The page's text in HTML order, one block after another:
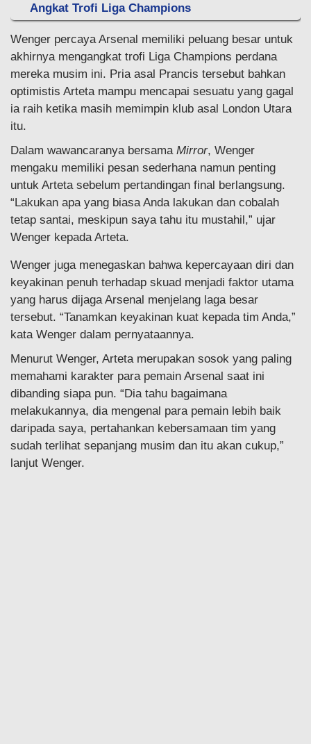
Angkat Trofi Liga Champions
Wenger percaya Arsenal memiliki peluang besar untuk
akhirnya mengangkat trofi Liga Champions perdana
mereka musim ini. Pria asal Prancis tersebut bahkan
optimistis Arteta mampu mencapai sesuatu yang gagal
ia raih ketika masih memimpin klub asal London Utara
itu.
Dalam wawancaranya bersama Mirror, Wenger
mengaku memiliki pesan sederhana namun penting
untuk Arteta sebelum pertandingan final berlangsung.
“Lakukan apa yang biasa Anda lakukan dan cobalah
tetap santai, meskipun saya tahu itu mustahil,” ujar
Wenger kepada Arteta.
Wenger juga menegaskan bahwa kepercayaan diri dan
keyakinan penuh terhadap skuad menjadi faktor utama
yang harus dijaga Arsenal menjelang laga besar
tersebut. “Tanamkan keyakinan kuat kepada tim Anda,”
kata Wenger dalam pernyataannya.
Menurut Wenger, Arteta merupakan sosok yang paling
memahami karakter para pemain Arsenal saat ini
dibanding siapa pun. “Dia tahu bagaimana
melakukannya, dia mengenal para pemain lebih baik
daripada saya, pertahankan kebersamaan tim yang
sudah terlihat sepanjang musim dan itu akan cukup,”
lanjut Wenger.